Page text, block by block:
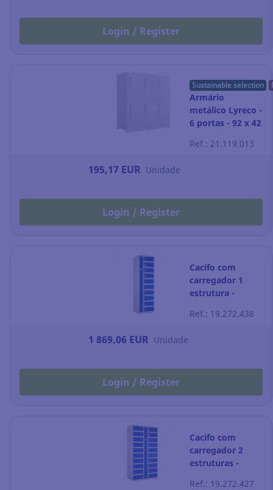
Login / Register
Sustainable selection
Armário
metálico Lyreco -
6 portas - 92 x 42
branco
Ref.: 21.119.013
195,17 EUR Unidade
Login / Register
Cacifo com
carregador 1
estrutura -
Ref.: 19.272.438
1 869,06 EUR Unidade
Login / Register
Cacifo com
carregador 2
estruturas -
Ref.: 19.272.427